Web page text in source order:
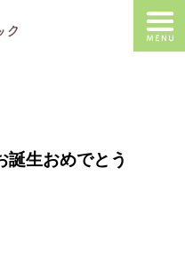
誕生おめでとう